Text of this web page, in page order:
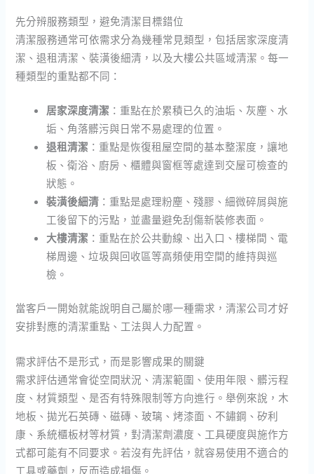
先分辨服務類型，避免清潔目標錯位
清潔服務通常可依需求分為幾種常見類型，包括居家深度清
潔、退租清潔、裝潢後細清，以及大樓公共區域清潔。每一
種類型的重點都不同：
居家深度清潔 ：重點在於累積已久的油垢、灰塵、水
垢、角落髒污與日常不易處理的位置。
退租清潔 ：重點是恢復租屋空間的基本整潔度，讓地
板、衛浴、廚房、櫃體與窗框等處達到交屋可檢查的
狀態。
裝潢後細清 ：重點是處理粉塵、殘膠、細微碎屑與施
工後留下的污點，並盡量避免刮傷新裝修表面。
大樓清潔 ：重點在於公共動線、出入口、樓梯間、電
梯周邊、垃圾與回收區等高頻使用空間的維持與巡
檢。
當客戶一開始就能說明自己屬於哪一種需求，清潔公司才好
安排對應的清潔重點、工法與人力配置。
需求評估不是形式，而是影響成果的關鍵
需求評估通常會從空間狀況、清潔範圍、使用年限、髒污程
度、材質類型、是否有特殊限制等方向進行。舉例來說，木
地板、拋光石英磚、磁磚、玻璃、烤漆面、不鏽鋼、矽利
康、系統櫃板材等材質，對清潔劑濃度、工具硬度與施作方
式都可能有不同要求。若沒有先評估，就容易使用不適合的
工具或藥劑，反而造成損傷。